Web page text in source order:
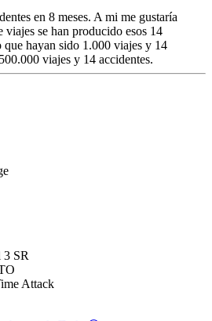
en 8 meses. A mi me gustaría
viajes se han producido esos 14
que hayan sido 1.000 viajes y 14
viajes y 14 accidentes.
3 SR
Attack